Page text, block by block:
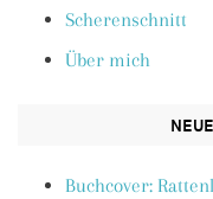
Scherenschnitt
Über mich
Buchcover: